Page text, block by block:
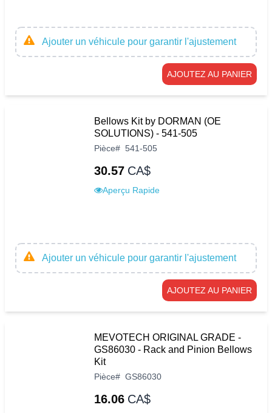
Ajouter un véhicule pour garantir l'ajustement
AJOUTEZ AU PANIER
Bellows Kit by DORMAN (OE
SOLUTIONS) - 541-505
Pièce# 541-505
30.57 CA$
Aperçu Rapide
Ajouter un véhicule pour garantir l'ajustement
AJOUTEZ AU PANIER
MEVOTECH ORIGINAL GRADE -
GS86030 - Rack and Pinion Bellows
Kit
Pièce# GS86030
16.06 CA$